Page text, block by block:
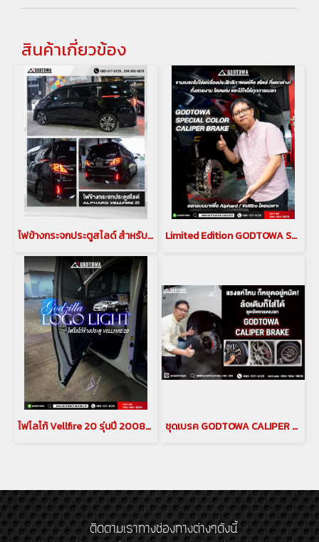
สินค้าเกี่ยวข้อง
ไฟข้างกระจกประตูสไลด์ สำหรับรถยนต์ อัลพาร์ด เวลไฟร์ ALPHARD/VELLFIRE 20 รุ่นปี 2008-2014 ไฟข้างประตูสไลด์ติดรถยนต์ แอล อี ดี แบบเส้นติดรถยนต์ ตรงรุ่นสำหรับ ALPHARD VELLFIRE 20 Limited Edition GODTOWA Special Color CALIPER BREAK ชุดเบรคแต่ง คาลิปเปอร์เบรก ชุดเบรค GODTOWA สำหรับรถยนต์ ALPHARD / VELLFIRE 40
ไฟโลโก้ Vellfire 20 รุ่นปี 2008-2014 Godzilla Logo Light ไฟแต่งส่องพื้นข้างประตู Vellfire 20 ชุดเบรค GODTOWA CALIPER BREAK เบรคแต่งใส่ล้อเดิม 17" 18" คาลิปเปอร์เบรก ชุดเบรค GODTOWA สำหรับรถยนต์ ALPHARD / VELLFIRE 20 รุ่นปี 2008-2014
ติดตามเราทางช่องทางต่างๆดังนี้